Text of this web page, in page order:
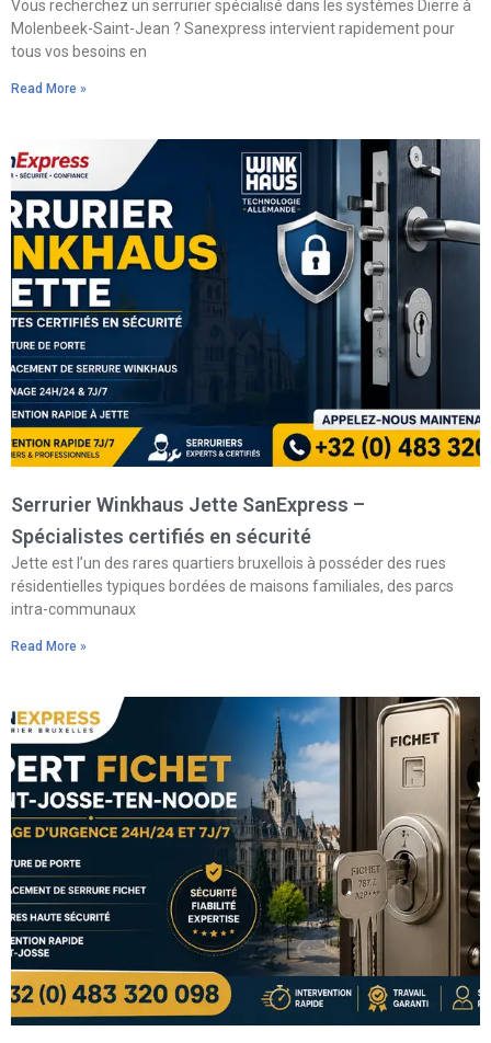
Vous recherchez un serrurier spécialisé dans les systèmes Dierre à
Molenbeek-Saint-Jean ? Sanexpress intervient rapidement pour
tous vos besoins en
Read More »
Serrurier Winkhaus Jette SanExpress –
Spécialistes certifiés en sécurité
Jette est l’un des rares quartiers bruxellois à posséder des rues
résidentielles typiques bordées de maisons familiales, des parcs
intra-communaux
Read More »